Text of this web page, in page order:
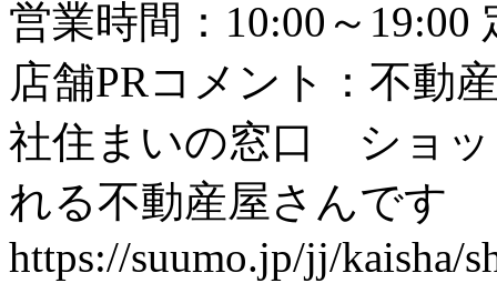
営業時間：10:00～
店舗PRコメント：不動
社住まいの窓口 ショッ
れる不動産屋さんです
https://suumo.jp/jj/kaisha/